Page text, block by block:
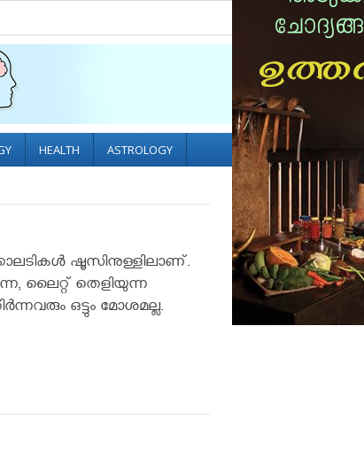
Socialize
HEALTH ASTROLOGY
ഷൂസിനുള്ളിലാണ്.
ലൈറ്റ് തെളിയുന്ന
ഒട്ടും മോശമല്ല.